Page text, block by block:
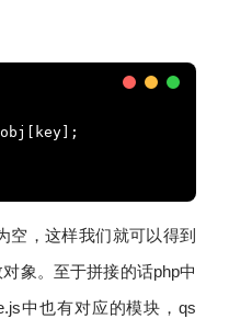
空，这样我们就可以得到
象。至于拼接的话php中
中也有对应的模块，qs